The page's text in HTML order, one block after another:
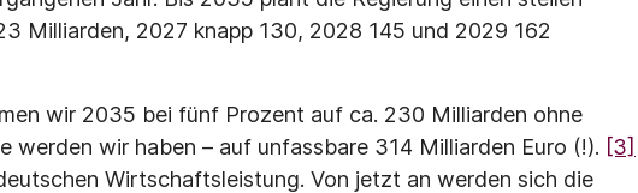
Milliarden, 2027 knapp 130, 2028 145 und 2029 162
wir 2035 bei fünf Prozent auf ca. 230 Milliarden ohne
werden wir haben – auf unfassbare 314 Milliarden Euro (!). [3]
Wirtschaftsleistung. Von jetzt an werden sich die